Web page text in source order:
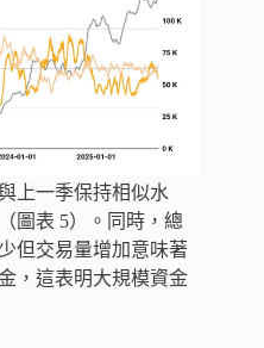
上一季保持相似水
圖表 5）。同時，總
但交易量增加意味著
，這表明大規模資金